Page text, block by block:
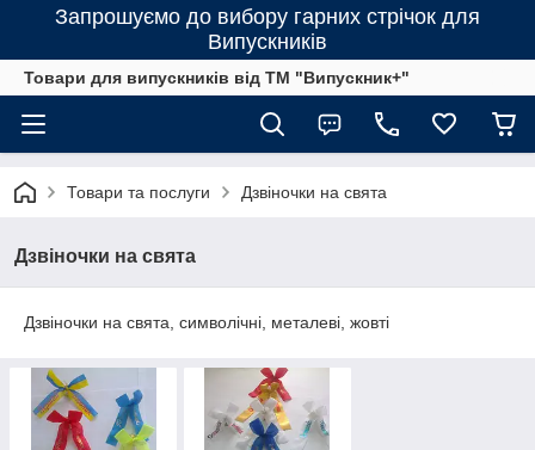
Запрошуємо до вибору гарних стрічок для
Випускників
Товари для випускників від ТМ "Випускник+"
Товари та послуги Дзвіночки на свята
Дзвіночки на свята
Дзвіночки на свята, символічні, металеві, жовті